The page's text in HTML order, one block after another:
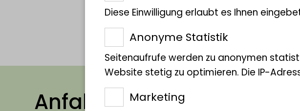
Ab Bonn HBF mit der U-Bahn in
oder Richtung Bad Honnef (Linie 66)
Anfahrt mit dem PkW
Diese Einwilligung erlaubt es Ihnen
Anonyme Statistik
Seitenaufrufe werden zu anonymen
Website stetig zu optimieren. Die IP-
Marketing